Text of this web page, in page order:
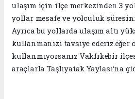
ulaşım için ilçe merkezinden 3
yollar mesafe ve yolculuk
Ayrıca bu yollarda ulaşım altı
kullanmanızı tavsiye ederiz.eğer
kullanmıyorsanız Vakfıkebir
araçlarla Taşlıyatak Yaylası’na